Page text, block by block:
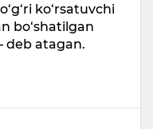
ko‘rsatuvchi
bo‘shatilgan
deb atagan.